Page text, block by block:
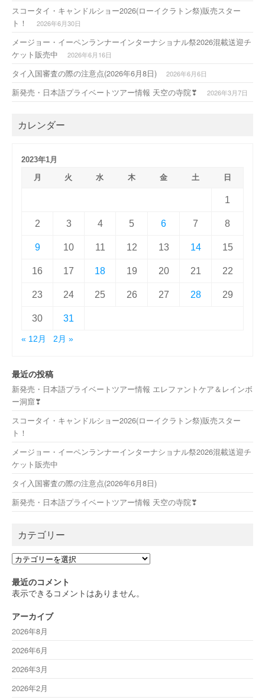
スコータイ・キャンドルショー2026(ローイクラトン祭)販売スター
ト！
2026年6月30日
メージョー・イーペンランナーインターナショナル祭2026混載送迎チ
ケット販売中
2026年6月16日
タイ入国審査の際の注意点(2026年6月8日) 2026年6月6日
新発売・日本語プライベートツアー情報 天空の寺院❣ 2026年3月7日
カレンダー
2023年1月
月
火 水 木 金 土 日
1
2 3 4 5 6 7 8
9 10 11 12 13 14 15
16 17 18 19 20 21 22
23 24 25 26 27 28 29
30 31
« 12月 2月 »
最近の投稿
新発売・日本語プライベートツアー情報 エレファントケア＆レインボ
ー洞窟❣
スコータイ・キャンドルショー2026(ローイクラトン祭)販売スター
ト！
メージョー・イーペンランナーインターナショナル祭2026混載送迎チ
ケット販売中
タイ入国審査の際の注意点(2026年6月8日)
新発売・日本語プライベートツアー情報 天空の寺院❣
カテゴリー
カ
ゴ
リ
最近のコメント
表示できるコメントはありません。
アーカイブ
2026年8月
2026年6月
2026年3月
2026年2月